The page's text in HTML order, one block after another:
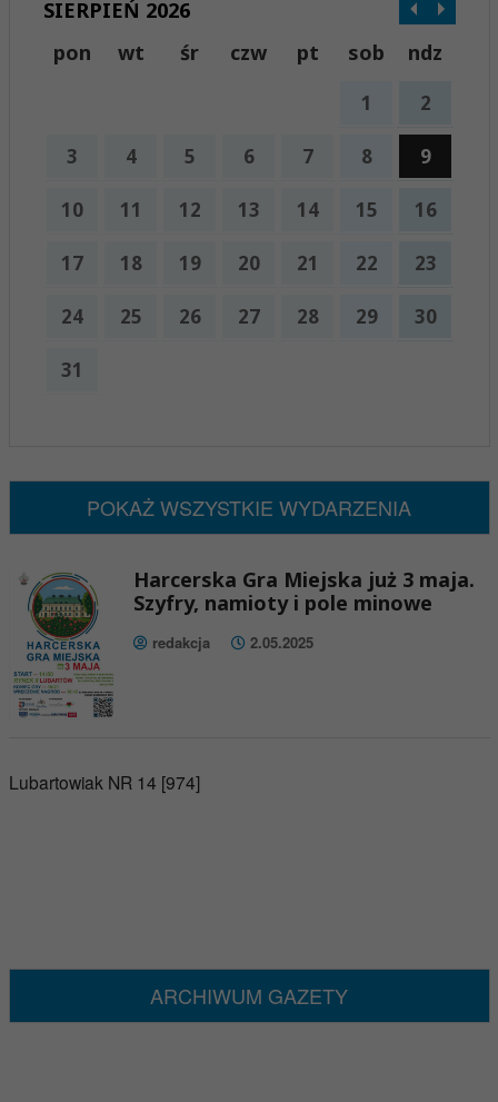
SIERPIEŃ 2026
pon
wt śr czw pt sob ndz
1 2
3 4 5 6 7 8 9
10 11 12 13 14 15 16
17 18 19 20 21 22 23
24 25 26 27 28 29 30
31
POKAŻ WSZYSTKIE WYDARZENIA
Harcerska Gra Miejska już 3 maja.
Szyfry, namioty i pole minowe
redakcja 2.05.2025
Lubartowiak NR 14 [974]
ARCHIWUM GAZETY